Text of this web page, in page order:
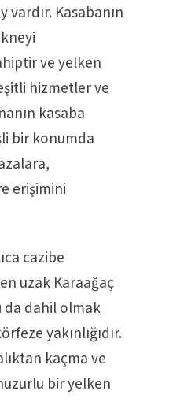
vardır. Kasabanın
ve yelken
hizmetler ve
kasaba
bir konumda
erişimini
cazibe
uzak Karaağaç
da dahil olmak
yakınlığıdır.
kaçma ve
bir yelken